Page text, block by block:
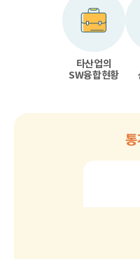
타산업의
SW융합현황
통